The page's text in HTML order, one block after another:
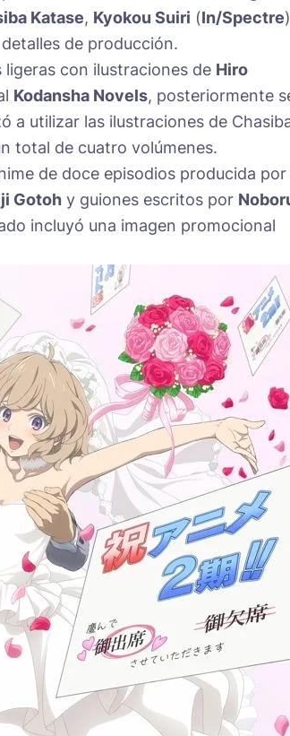
Katase, Kyokou Suiri (In/Spectre
de producción.
con ilustraciones de Hiro
Kodansha Novels, posteriormente
a utilizar las ilustraciones de
total de cuatro volúmenes.
de doce episodios producida por
Gotoh y guiones escritos por
incluyó una imagen promocional